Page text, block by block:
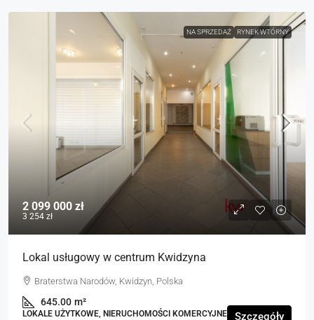
NA SPRZEDAŻ RYNEK WTÓRNY
2 099 000 zł
3 254 zł
Lokal usługowy w centrum Kwidzyna
Braterstwa Narodów, Kwidzyn, Polska
645.00 m²
LOKALE UŻYTKOWE, NIERUCHOMOŚCI KOMERCYJNE Szczegóły